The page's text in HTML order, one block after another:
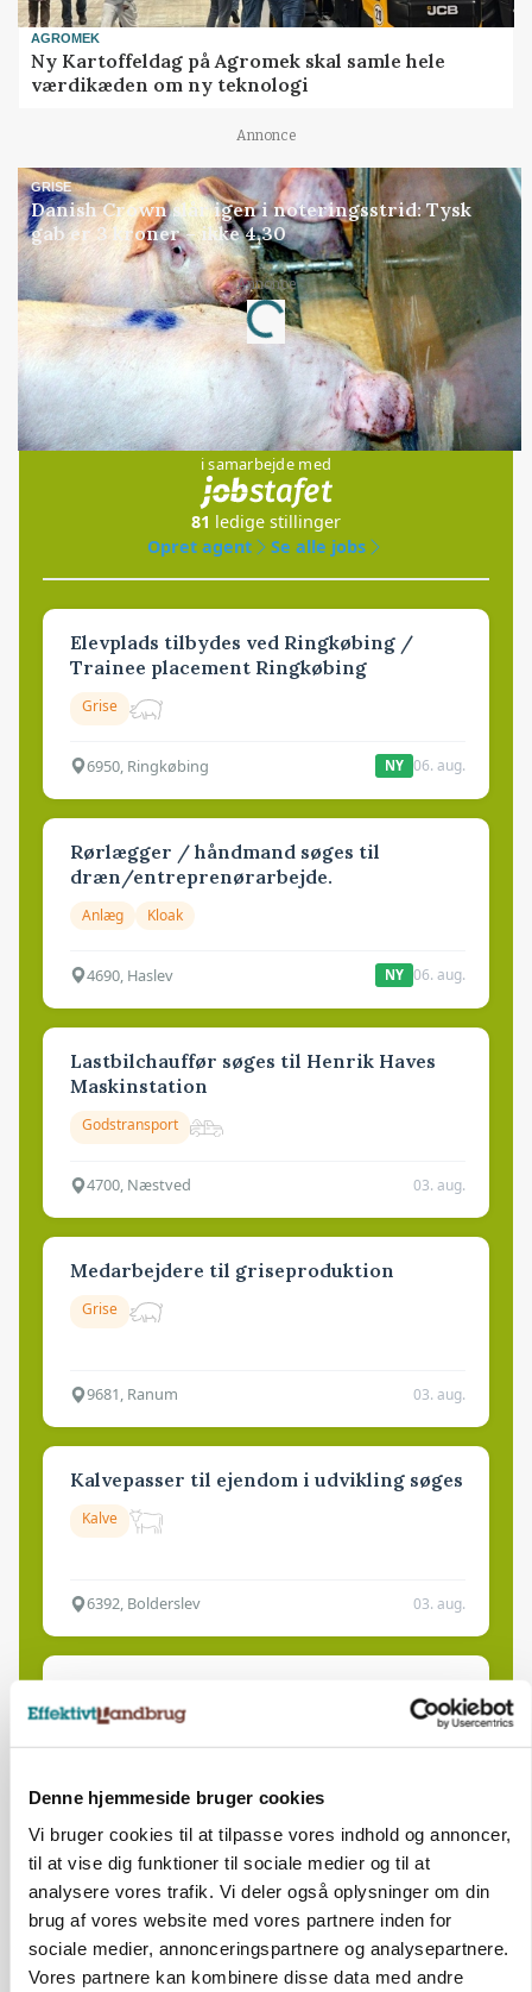
Denne hjemmeside bruger cookies
Vi bruger cookies til at tilpasse vores indhold og annoncer,
til at vise dig funktioner til sociale medier og til at
analysere vores trafik. Vi deler også oplysninger om din
brug af vores website med vores partnere inden for
sociale medier, annonceringspartnere og analysepartnere.
Vores partnere kan kombinere disse data med andre
AGROMEK
Ny Kartoffeldag på Agromek skal samle hele
værdikæden om ny teknologi
Annonce
GRISE
Danish Crown slår igen i noteringsstrid: Tysk
gab er 3 kroner – ikke 4,30
Annonce
Loading...
Jobs
i samarbejde med
81 ledige stillinger
Opret agent
Se alle jobs
Elevplads tilbydes ved Ringkøbing /
Trainee placement Ringkøbing
Grise
6950, Ringkøbing NY 06. aug.
Rørlægger / håndmand søges til
dræn/entreprenørarbejde.
Anlæg Kloak
4690, Haslev NY 06. aug.
Lastbilchauffør søges til Henrik Haves
Maskinstation
Godstransport
4700, Næstved 03. aug.
Medarbejdere til griseproduktion
Grise
9681, Ranum 03. aug.
Kalvepasser til ejendom i udvikling søges
Kalve
6392, Bolderslev 03. aug.
Klimastald
9670, Løgstør